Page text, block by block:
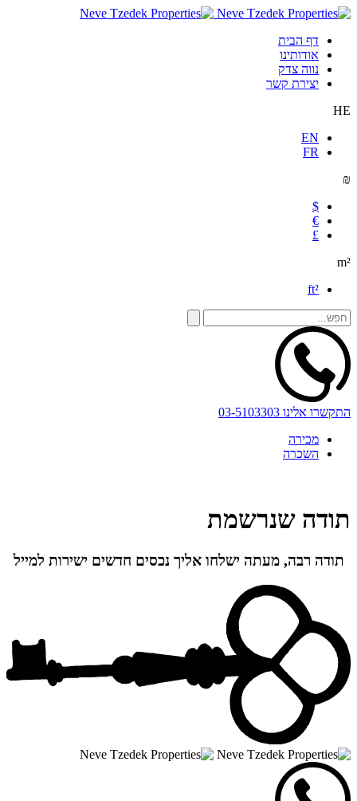
דף הבית
אודותינו
נווה צדק
יצירת קשר
HE
EN
FR
₪
$
€
£
m²
ft²
התקשרו אלינו 03-5103303
מכירה
השכרה
תודה שנרשמת
תודה רבה, מעתה ישלחו אליך נכסים חדשים ישירות למייל